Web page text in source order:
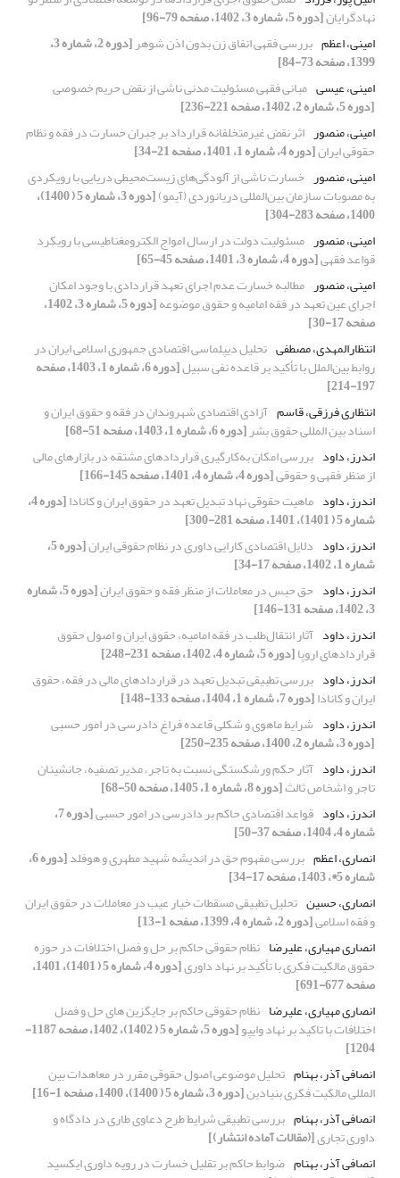
نهادگرایان[دوره 5، شماره 3، 1402، صفحه 79-96]
امینی، اعظم بررسی فقهی انفاق زن بدون اذن شوهر [دوره 2، شماره 3،
1399، صفحه 73-84]
امینی، عیسی مبانی فقهی مسئولیت مدنی ناشی از نقض حریم خصوصی
[دوره 5، شماره 2، 1402، صفحه 221-236]
امینی، منصور اثر نقض غیرمتخلفانه قرارداد بر جبران خسارت در فقه و نظام
حقوقی ایران[دوره 4، شماره 1، 1401، صفحه 21-34]
امینی، منصور خسارت ناشی از آلودگی‌های زیست‌محیطی دریایی با رویکردی
به مصوبات سازمان بین‌المللی دریانوردی (آیمو) [دوره 3، شماره 5 ( 1400)،
1400، صفحه 283-304]
امینی، منصور مسئولیت دولت در ارسال امواج الکترومغناطیسی با رویکرد
قواعد فقهی[دوره 4، شماره 3، 1401، صفحه 45-65]
امینی، منصور مطالبه خسارت عدم اجرای تعهد قراردادی با وجود امکان
اجرای عین تعهد در فقه امامیه و حقوق موضوعه [دوره 5، شماره 3، 1402،
صفحه 17-30]
انتظارالمهدی، مصطفی تحلیل دیپلماسی اقتصادی جمهوری اسلامی ایران در
روابط بین‌الملل با تأکید بر قاعده نفی سبیل [دوره 6، شماره 1، 1403، صفحه
197-214]
انتظاری فرزقی، قاسم آزادی اقتصادی شهروندان در فقه و حقوق ایران و
اسناد بین المللی حقوق بشر[دوره 6، شماره 1، 1403، صفحه 51-68]
اندرز، داود بررسی امکان به‌کارگیری قراردادهای مشتقه در بازارهای مالی
از منظر فقهی و حقوقی[دوره 4، شماره 4، 1401، صفحه 145-166]
اندرز، داود ماهیت حقوقی نهاد تبدیل تعهد در حقوق ایران و کانادا [دوره 4،
شماره 5 ( 1401)، 1401، صفحه 281-300]
اندرز، داود دلایل اقتصادی کارایی داوری در نظام حقوقی ایران [دوره 5،
شماره 1، 1402، صفحه 17-34]
اندرز، داود حق حبس در معاملات از منظر فقه و حقوق ایران [دوره 5، شماره
3، 1402، صفحه 131-146]
اندرز، داود آثار انتقال‌طلب در فقه امامیه، حقوق ایران و اصول حقوق
قراردادهای اروپا[دوره 5، شماره 4، 1402، صفحه 231-248]
اندرز، داود بررسی تطبیقی تبدیل تعهد در قراردادهای مالی در فقه، حقوق
ایران و کانادا[دوره 7، شماره 1، 1404، صفحه 133-148]
اندرز، داود شرایط ماهوی و شکلی قاعده فراغ دادرسی در امور حسبی
[دوره 3، شماره 2، 1400، صفحه 235-250]
اندرز، داود آثار حکم ورشکستگی نسبت به تاجر، مدیر تصفیه، جانشینان
تاجر و اشخاص ثالث[دوره 8، شماره 1، 1405، صفحه 50-68]
اندرز، داود قواعد اقتصادی حاکم بر دادرسی در امور حسبی [دوره 7،
شماره 4، 1404، صفحه 37-50]
انصاری، اعظم بررسی مفهوم حق در اندیشه شهید مطهری و هوفلد [دوره 6،
شماره 5*، 1403، صفحه 17-34]
انصاری، حسین تحلیل تطبیقی مسقطات خیار عیب در معاملات در حقوق ایران
و فقه اسلامی[دوره 2، شماره 4، 1399، صفحه 1-13]
انصاری مهیاری، علیرضا نظام حقوقی حاکم بر حل و فصل اختلافات در حوزه
حقوق مالکیت فکری با تأکید بر نهاد داوری [دوره 4، شماره 5 ( 1401)، 1401،
صفحه 677-691]
انصاری مهیاری، علیرضا نظام حقوقی حاکم بر جایگزین های حل و فصل
اختلافات با تاکید بر نهاد وایپو [دوره 5، شماره 5 ( 1402)، 1402، صفحه 1187-
1204]
انصافی آذر، بهنام تحلیل موضوعی اصول حقوقی مقرر در معاهدات بین
المللی مالکیت فکری بنیادین[دوره 3، شماره 5 ( 1400)، 1400، صفحه 1-16]
انصافی آذر، بهنام بررسی تطبیقی شرایط طرح دعاوی طاری در دادگاه و
داوری تجاری[(مقالات آماده انتشار)]
انصافی آذر، بهنام ضوابط حاکم بر تقلیل خسارت در رویه داوری ایکسید